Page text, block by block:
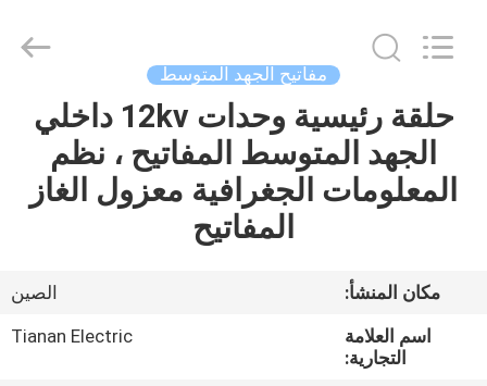
الصفحة
الرئيسية
عرض
الواقع
الافتراضي
(Group)
Co.,Ltd..
مفاتيح الجهد المتوسط
حلقة رئيسية وحدات 12kv داخلي
الجهد المتوسط ​​المفاتيح ، نظم
المعلومات الجغرافية معزول الغاز
المفاتيح
مكان المنشأ:
الصين
اسم العلامة
التجارية:
Tianan Electric